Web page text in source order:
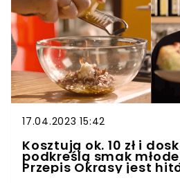
17.04.2023 15:42
Kosztują ok. 10 zł i
podkreślą smak
Przepis Okrasy jest